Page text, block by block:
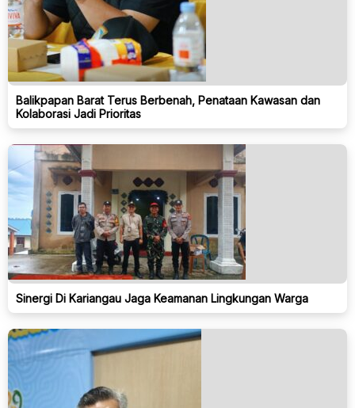
Balikpapan Barat Terus Berbenah, Penataan Kawasan dan
Kolaborasi Jadi Prioritas
Sinergi Di Kariangau Jaga Keamanan Lingkungan Warga